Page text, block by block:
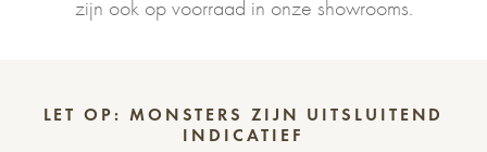
zijn ook op voorraad in onze showrooms.
LET OP: MONSTERS ZIJN UITSLUITEND
INDICATIEF